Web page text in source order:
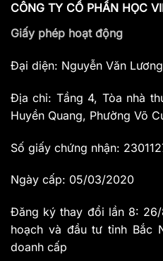
CÔNG TY CỔ PHẦN HỌC
Giấy phép hoạt động
Đại diện: Nguyễn Văn Lương
Địa chỉ: Tầng 4, Tòa nhà
Huyền Quang, Phường Võ
Số giấy chứng nhận:
Ngày cấp: 05/03/2020
Đăng ký thay đổi lần 8:
hoạch và đầu tư tỉnh Bắc
doanh cấp